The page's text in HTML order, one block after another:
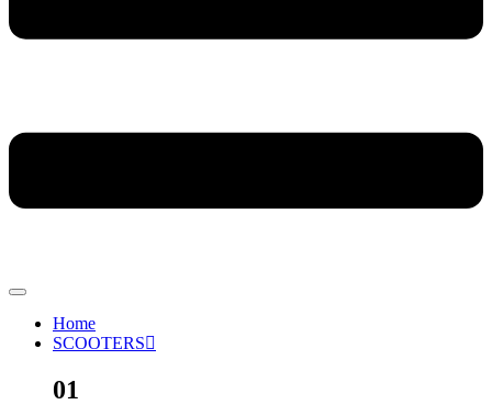
Home
SCOOTERS
01